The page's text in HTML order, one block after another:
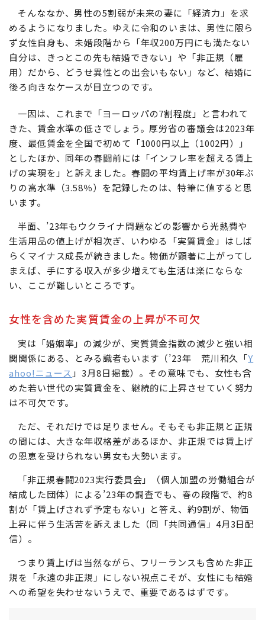
そんななか、男性の5割弱が未来の妻に「経済力」を求
めるようになりました。ゆえに令和のいまは、男性に限ら
ず女性自身も、未婚段階から「年収200万円にも満たない
自分は、きっとこの先も結婚できない」や「非正規（雇
用）だから、どうせ異性との出会いもない」など、結婚に
後ろ向きなケースが目立つのです。
一因は、これまで「ヨーロッパの7割程度」と言われて
きた、賃金水準の低さでしょう。厚労省の審議会は2023年
度、最低賃金を全国で初めて「1000円以上（1002円）」
としたほか、同年の春闘前には「インフレ率を超える賃上
げの実現を」と訴えました。春闘の平均賃上げ率が30年ぶ
りの高水準（3.58％）を記録したのは、特筆に値すると思
います。
半面、’23年もウクライナ問題などの影響から光熱費や
生活用品の値上げが相次ぎ、いわゆる「実質賃金」はしば
らくマイナス成長が続きました。物価が顕著に上がってし
まえば、手にする収入が多少増えても生活は楽にならな
い、ここが難しいところです。
女性を含めた実質賃金の上昇が不可欠
実は「婚姻率」の減少が、実質賃金指数の減少と強い相
関関係にある、とみる識者もいます（’23年 荒川和久「Y
ahoo!ニュース 」3月8日掲載）。その意味でも、女性も含
めた若い世代の実質賃金を、継続的に上昇させていく努力
は不可欠です。
ただ、それだけでは足りません。そもそも非正規と正規
の間には、大きな年収格差があるほか、非正規では賃上げ
の恩恵を受けられない男女も大勢います。
「非正規春闘2023実行委員会」（個人加盟の労働組合が
結成した団体）による’23年の調査でも、春の段階で、約8
割が「賃上げされず予定もない」と答え、約9割が、物価
上昇に伴う生活苦を訴えました（同「共同通信」4月3日配
信）。
つまり賃上げは当然ながら、フリーランスも含めた非正
規を「永遠の非正規」にしない視点こそが、女性にも結婚
への希望を失わせないうえで、重要であるはずです。